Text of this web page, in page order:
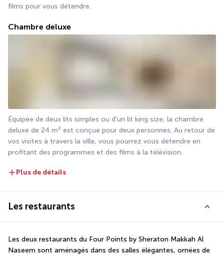
films pour vous détendre.
Chambre deluxe
Équipée de deux lits simples ou d'un lit king size, la chambre
deluxe de 24 m² est conçue pour deux personnes. Au retour de
vos visites à travers la ville, vous pourrez vous détendre en
profitant des programmes et des films à la télévision.
Plus de détails
Les restaurants
Les deux restaurants du Four Points by Sheraton Makkah Al
Naseem sont aménagés dans des salles élégantes, ornées de